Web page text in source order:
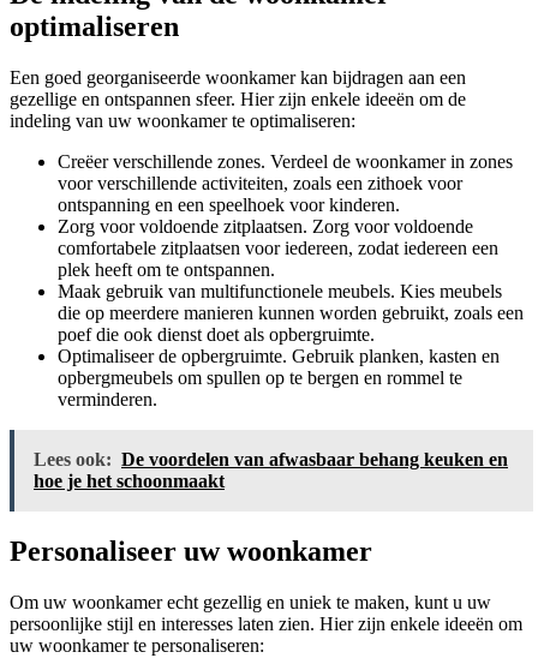
optimaliseren
Een goed georganiseerde woonkamer kan bijdragen aan een
gezellige en ontspannen sfeer. Hier zijn enkele ideeën om de
indeling van uw woonkamer te optimaliseren:
Creëer verschillende zones. Verdeel de woonkamer in zones
voor verschillende activiteiten, zoals een zithoek voor
ontspanning en een speelhoek voor kinderen.
Zorg voor voldoende zitplaatsen. Zorg voor voldoende
comfortabele zitplaatsen voor iedereen, zodat iedereen een
plek heeft om te ontspannen.
Maak gebruik van multifunctionele meubels. Kies meubels
die op meerdere manieren kunnen worden gebruikt, zoals een
poef die ook dienst doet als opbergruimte.
Optimaliseer de opbergruimte. Gebruik planken, kasten en
opbergmeubels om spullen op te bergen en rommel te
verminderen.
Lees ook: De voordelen van afwasbaar behang keuken en
hoe je het schoonmaakt
Personaliseer uw woonkamer
Om uw woonkamer echt gezellig en uniek te maken, kunt u uw
persoonlijke stijl en interesses laten zien. Hier zijn enkele ideeën om
uw woonkamer te personaliseren: